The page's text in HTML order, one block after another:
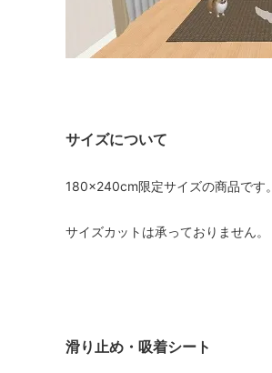
サイズについて
180×240cm限定サイズの商品です。
サイズカットは承っておりません。
滑り止め・吸着シート